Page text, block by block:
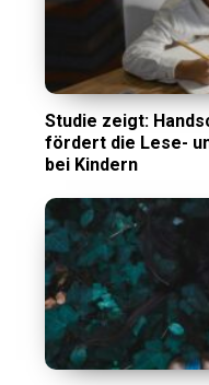
Studie zeigt:
fördert die Lese-
bei Kindern